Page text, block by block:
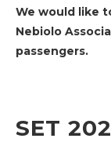
We would like
Nebiolo
passengers.
SET